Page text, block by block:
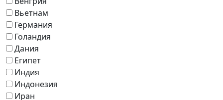
Вьетнам
Германия
Голандия
Дания
Египет
Индия
Индонезия
Иран